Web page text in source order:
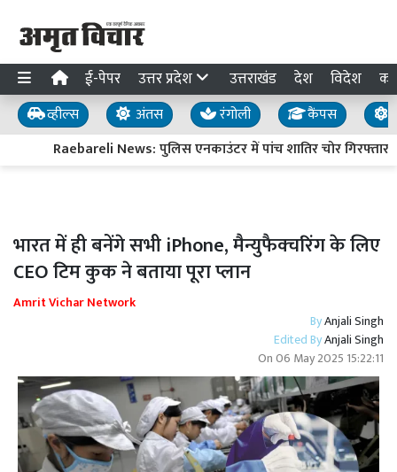
ई-पेपर उत्तर प्रदेश उत्तराखंड देश विदेश
व्हील्स अंतस रंगोली कैंपस
Raebareli News: पुलिस एनकाउंटर में पांच शातिर चोर गिरफ्तार,
भारत में ही बनेंगे सभी iPhone, मैन्युफैक्चरिंग के लिए
CEO टिम कुक ने बताया पूरा प्लान
Amrit Vichar Network
ByAnjali Singh
Edited ByAnjali Singh
On06 May 2025 15:22:11